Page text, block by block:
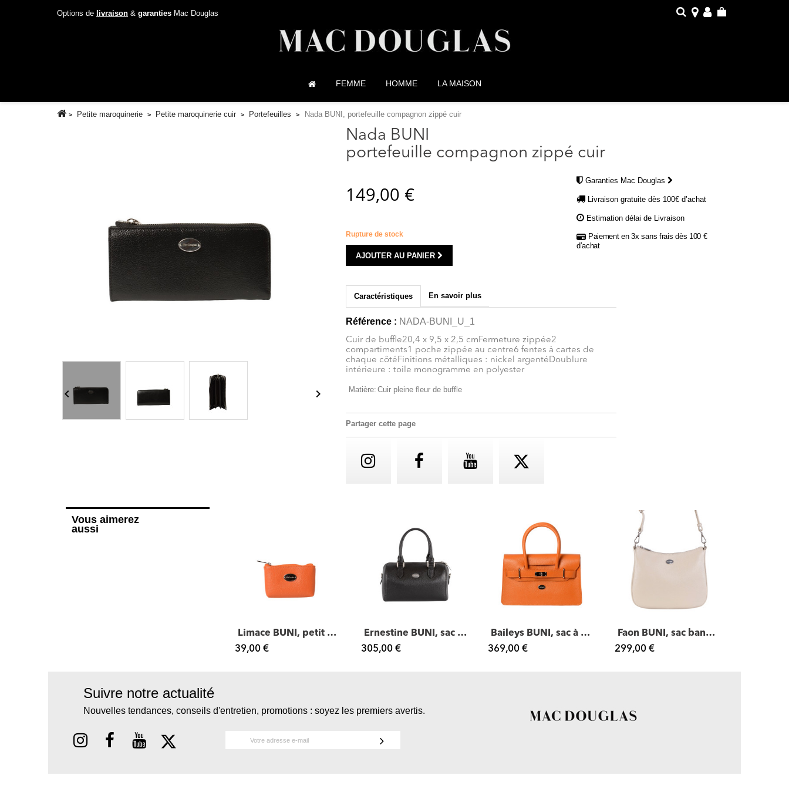
Options de livraison & garanties Mac Douglas
FEMME HOMME LA MAISON
Petite maroquinerie Petite maroquinerie cuir Portefeuilles Nada BUNI, portefeuille compagnon zippé cuir
 
Nada BUNI
portefeuille compagnon zippé cuir
149,00 €
Rupture de stock
AJOUTER AU PANIER
Garanties Mac Douglas
Livraison gratuite dès 100€ d’achat
Estimation délai de Livraison
Paiement en 3x sans frais dès 100 €
d’achat
Caractéristiques En savoir plus
Référence : NADA-BUNI_U_1
Cuir de buffle20,4 x 9,5 x 2,5 cmFermeture zippée2
compartiments1 poche zippée au centre6 fentes à cartes de
chaque côtéFinitions métalliques : nickel argentéDoublure
intérieure : toile monogramme en polyester
Matière: Cuir pleine fleur de buffle
Partager cette page
Vous aimerez
aussi
Limace BUNI, petit porte-monnaie zippé cuir
39,00 €
Ernestine BUNI, sac bowling cuir
305,00 €
Baileys BUNI, sac à main cuir
369,00 €
Faon BUNI, sac bandoulière cuir
299,00 €
Suivre notre actualité
Nouvelles tendances, conseils d'entretien, promotions : soyez les premiers avertis.